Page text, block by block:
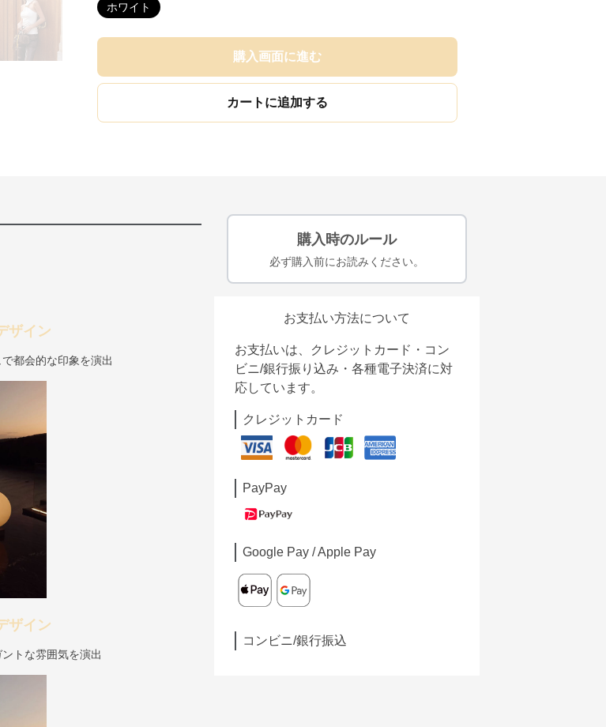
ホワイト
購入画面に進む
カートに追加する
ザイン
都会的な印象を演出
ザイン
トな雰囲気を演出
購入時のルール
必ず購入前にお読みください。
お支払い方法について
お支払いは、クレジットカード・コン
ビニ/銀行振り込み・各種電子決済に対
応しています。
クレジットカード
PayPay
Google Pay / Apple Pay
コンビニ/銀行振込